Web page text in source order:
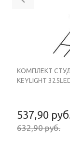
КОМПЛЕКТ
KEYLIGHT
537,90
632,90 руб.